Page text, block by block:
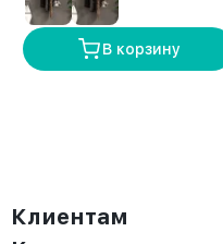
В корзину
Клиентам